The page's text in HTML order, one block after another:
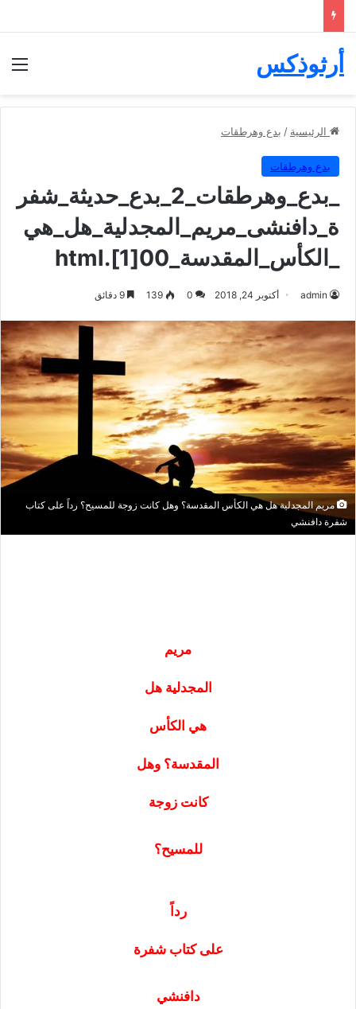
أرثوذكس
الرئيسية / بدع وهرطقات
بدع وهرطقات
_بدع_وهرطقات_2_بدع_حديثة_شفر
ة_دافنشى_مريم_المجدلية_هل_هي
_الكأس_المقدسة_00[1].html
admin أكتوبر 24, 2018 0
139
مريم المجدلية هل هي الكأس المقدسة؟ وهل كانت زوجة للمسيح؟ رداً على كتاب
شفرة دافنشي
مريم
المجدلية هل
هي الكأس
المقدسة؟ وهل
كانت زوجة
للمسيح؟
رداً
على كتاب شفرة
دافنشي